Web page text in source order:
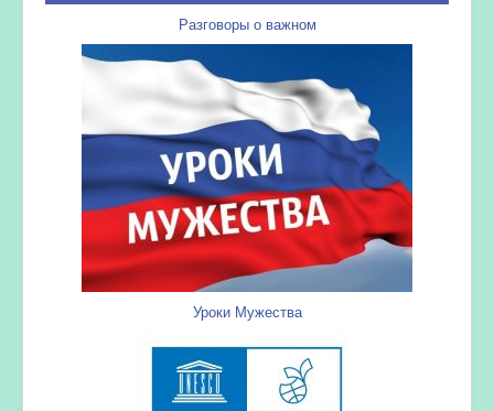
Разговоры о важном
Уроки Мужества